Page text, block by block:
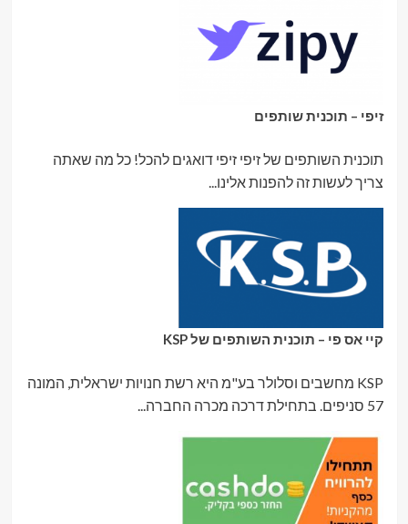
זיפי – תוכנית שותפים
תוכנית השותפים של זיפי זיפי דואגים להכל! כל מה שאתה
צריך לעשות זה להפנות אלינו...
קיי אס פי – תוכנית השותפים של KSP
KSP מחשבים וסלולר בע"מ היא רשת חנויות ישראלית, המונה
57 סניפים. בתחילת דרכה מכרה החברה...